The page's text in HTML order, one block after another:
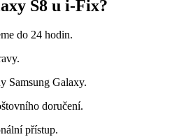
S8 u i-Fix?
do 24 hodin.
Samsung Galaxy.
doručení.
přístup.